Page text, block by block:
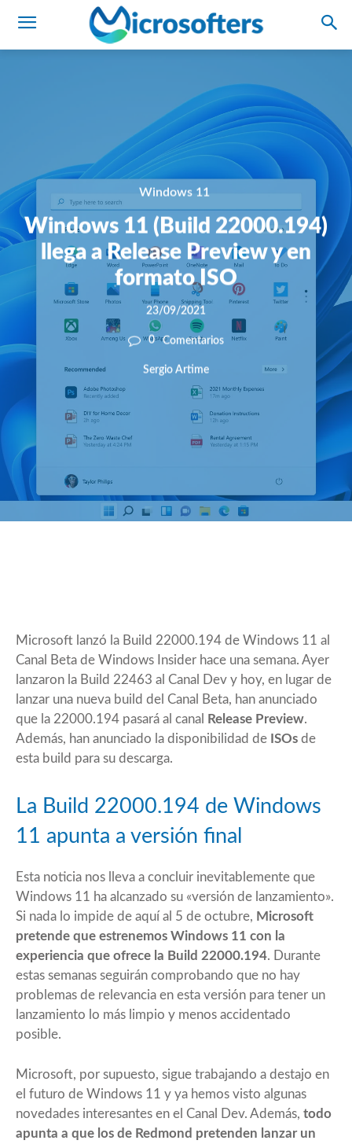
Windows 11
Windows 11 (Build 22000.194)
llega a Release Preview y en
formato ISO
23/09/2021
0 Comentarios
Sergio Artime
Microsoft lanzó la Build 22000.194 de Windows 11 al
Canal Beta de Windows Insider hace una semana. Ayer
lanzaron la Build 22463 al Canal Dev y hoy, en lugar de
lanzar una nueva build del Canal Beta, han anunciado
que la 22000.194 pasará al canal
Release Preview.
Además, han anunciado la disponibilidad de ISOs de
esta build para su descarga.
La Build 22000.194 de Windows
11 apunta a versión final
Esta noticia nos lleva a concluir inevitablemente que
Windows 11 ha alcanzado su «versión de lanzamiento».
Si nada lo impide de aquí al 5 de octubre, Microsoft
pretende que estrenemos Windows 11 con la
experiencia que ofrece la Build 22000.194. Durante
estas semanas seguirán comprobando que no hay
problemas de relevancia en esta versión para tener un
lanzamiento lo más limpio y menos accidentado
posible.
Microsoft, por supuesto, sigue trabajando a destajo en
el futuro de Windows 11 y ya hemos visto algunas
novedades interesantes en el Canal Dev. Además, todo
apunta a que los de Redmond pretenden lanzar un